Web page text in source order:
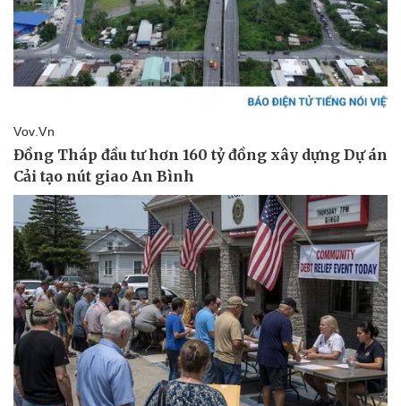
Pháp luật
Vụ án
Tin nóng
Tư vấn luật
Quân sự - Quốc phòng
Việt Nam
Phân tích